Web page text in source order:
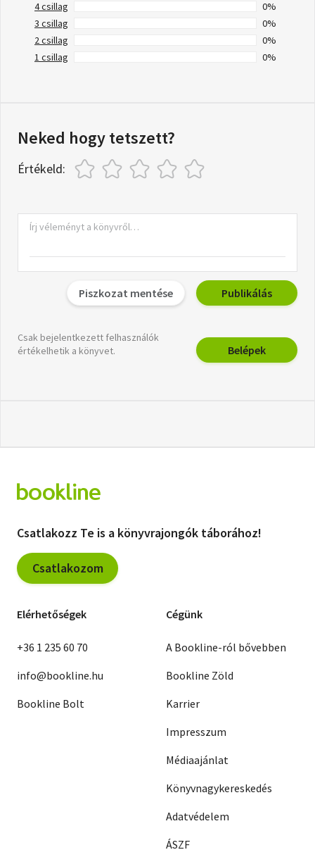
4 csillag
0%
3 csillag
0%
2 csillag
0%
1 csillag
0%
Neked hogy tetszett?
Értékeld:
Piszkozat mentése Publikálás
Csak bejelentkezett felhasználók
értékelhetik a könyvet.
Belépek
Csatlakozz Te is a könyvrajongók táborához!
Csatlakozom
Elérhetőségek
+36 1 235 60 70
info@bookline.hu
Bookline Bolt
Cégünk
A Bookline-ról bővebben
Bookline Zöld
Karrier
Impresszum
Médiaajánlat
Könyvnagykereskedés
Adatvédelem
ÁSZF